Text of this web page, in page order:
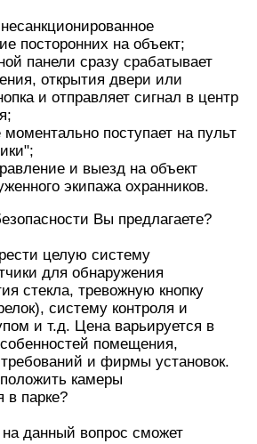
посторонних на объект;
панели сразу срабатывает
открытия двери или
и отправляет сигнал в центр
поступает на пульт
и выезд на объект
экипажа охранников.
Вы предлагаете?
целую систему
для обнаружения
стекла, тревожную кнопку
систему контроля и
и т.д. Цена варьируется в
помещения,
и фирмы установок.
камеры
в парке?
данный вопрос сможет